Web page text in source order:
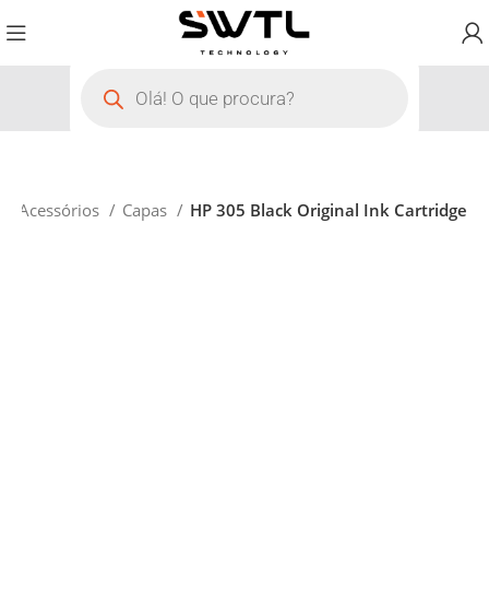
Acessórios Capas HP 305 Black Original Ink Cartridge